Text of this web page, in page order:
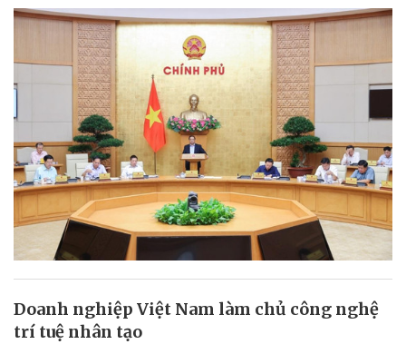
Doanh nghiệp Việt Nam làm chủ công nghệ
trí tuệ nhân tạo